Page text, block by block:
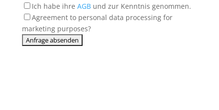
Ich habe ihre AGBund zur Kenntnis genommen.
Agreement to personal data processing for
marketing purposes?